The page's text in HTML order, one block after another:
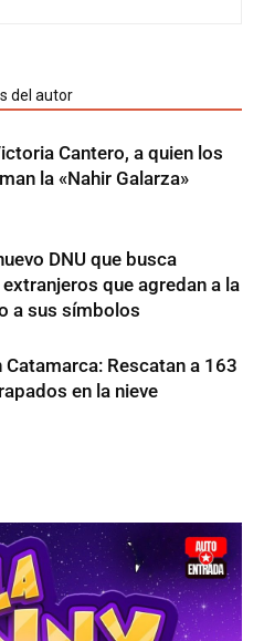
del autor
Cantero, a quien los
la «Nahir Galarza»
DNU que busca
que agredan a la
a sus símbolos
Catamarca: Rescatan a 163
en la nieve